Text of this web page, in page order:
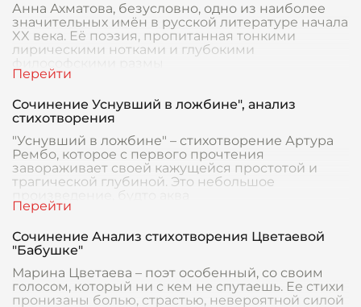
Анна Ахматова, безусловно, одно из наиболее
значительных имён в русской литературе начала
XX века. Её поэзия, пропитанная тонкими
лирическими нотками и глубокими
Сочинение Уснувший в ложбине", анализ
стихотворения
"Уснувший в ложбине" – стихотворение Артура
Рембо, которое с первого прочтения
завораживает своей кажущейся простотой и
трагической глубиной. Это небольшое
произведение, будто аква
Сочинение Анализ стихотворения Цветаевой
"Бабушке"
Марина Цветаева – поэт особенный, со своим
голосом, который ни с кем не спутаешь. Ее стихи
пронизаны болью, страстью, невероятной силой